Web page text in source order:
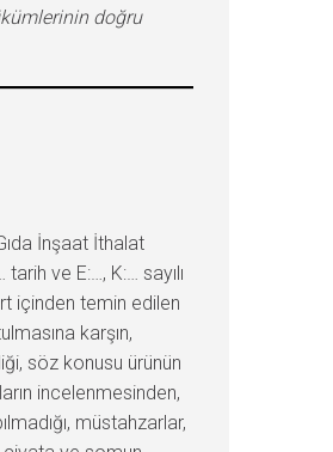
doğru
İnşaat İthalat
ve E:…, K:… sayılı
içinden temin edilen
karşın,
söz konusu ürünün
incelenmesinden,
müstahzarlar,